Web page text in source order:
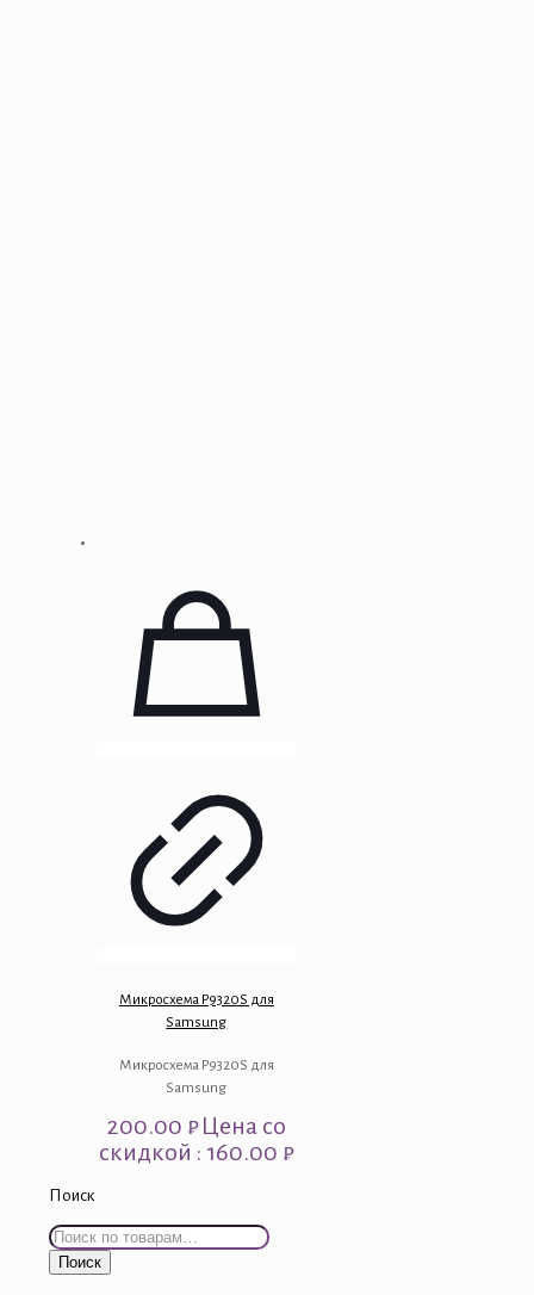
Микросхема P9320S для
Samsung
Микросхема P9320S для
Samsung
200.00₽Цена со
скидкой : 160.00 ₽
Поиск
Искать:
Поиск